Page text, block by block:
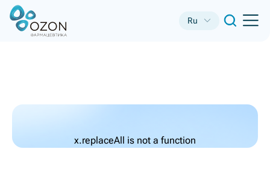
Ru
x.replaceAll is not a function